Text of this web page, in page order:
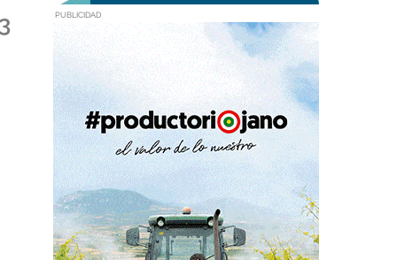
PUBLICIDAD